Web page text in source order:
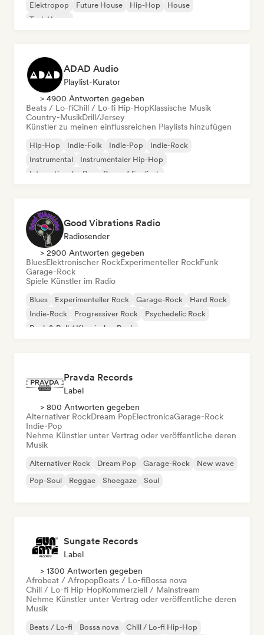
Elektropop
Future House Hip-Hop
House
Tech House
ADAD Audio
Playlist-Kurator
> 4900 Antworten gegeben
Beats / Lo-fiChill / Lo-fi Hip-HopKlassische Musik
Country-MusikDrill/Jersey
Künstler zu meinen einflussreichen Playlists hinzufügen
Hip-Hop Indie-Folk Indie-Pop
Indie-Rock
Instrumental
Instrumentaler Hip-Hop
Internationaler Rap
Rap auf Englisch
Good Vibrations Radio
Radiosender
> 2900 Antworten gegeben
BluesElektronischer RockExperimenteller RockFunk
Garage-Rock
Spiele Künstler im Radio
Blues Experimenteller Rock Garage-Rock
Hard Rock
Indie-Rock
Progressiver Rock
Psychedelic Rock
Rock & Roll / Klassischer Rock
Pravda Records
Label
> 800 Antworten gegeben
Alternativer RockDream PopElectronicaGarage-Rock
Indie-Pop
Nehme Künstler unter Vertrag oder veröffentliche deren
Musik
Alternativer Rock Dream Pop Garage-Rock
New wave
Pop-Soul
Reggae Shoegaze Soul
Sungate Records
Label
> 1300 Antworten gegeben
Afrobeat / AfropopBeats / Lo-fiBossa nova
Chill / Lo-fi Hip-HopKommerziell / Mainstream
Nehme Künstler unter Vertrag oder veröffentliche deren
Musik
Beats / Lo-fi Bossa nova Chill / Lo-fi Hip-Hop